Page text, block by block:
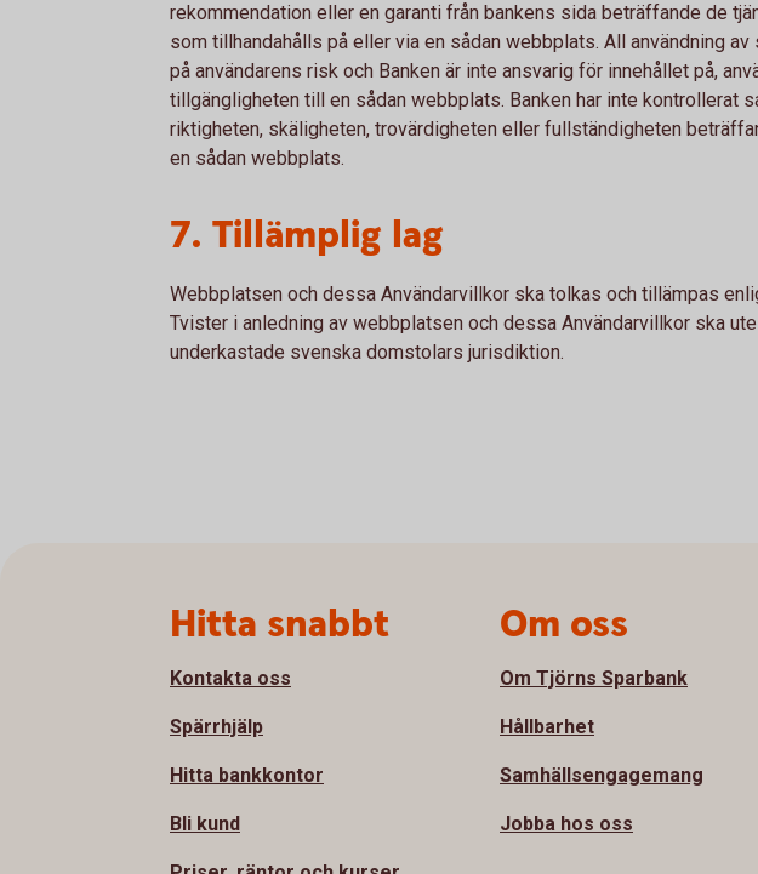
rekommendation eller en garanti från bankens sida beträffande de
som tillhandahålls på eller via en sådan webbplats. All användning av
på användarens risk och Banken är inte ansvarig för innehållet på,
tillgängligheten till en sådan webbplats. Banken har inte kontrollerat
riktigheten, skäligheten, trovärdigheten eller fullständigheten
en sådan webbplats.
7. Tillämplig lag
Webbplatsen och dessa Användarvillkor ska tolkas och tillämpas
Tvister i anledning av webbplatsen och dessa Användarvillkor ska
underkastade svenska domstolars jurisdiktion.
Hitta snabbt
Kontakta oss
Spärrhjälp
Hitta bankkontor
Bli kund
Om oss
Om Tjörns Sparbank
Hållbarhet
Samhällsengagemang
Jobba hos oss